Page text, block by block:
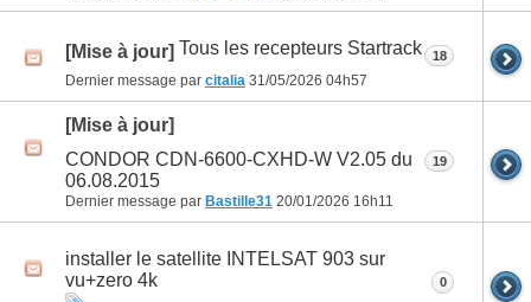
[Mise à jour] Tous les recepteurs Startrack
Dernier message par citalia 31/05/2026 04h57
18
[Mise à jour]
CONDOR CDN-6600-CXHD-W V2.05 du
06.08.2015
Dernier message par Bastille31 20/01/2026 16h11
19
installer le satellite INTELSAT 903 sur
vu+zero 4k
0